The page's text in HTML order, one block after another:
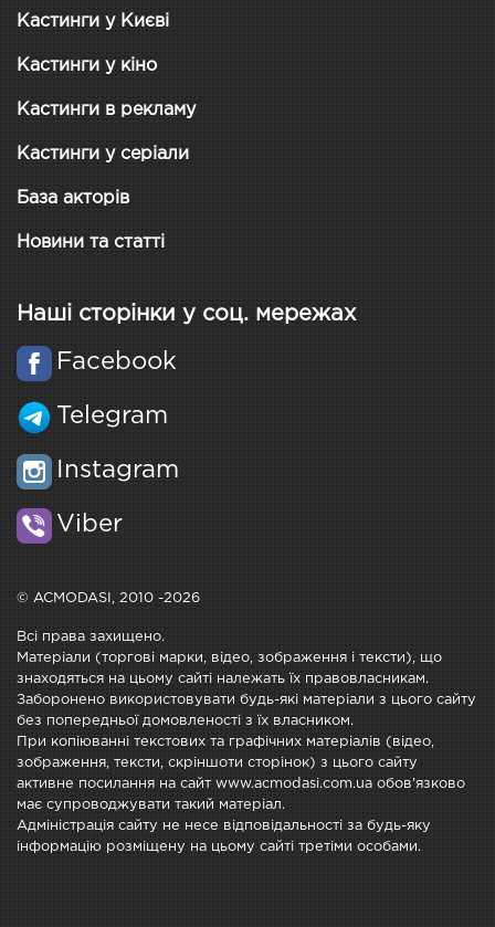
Кастинги у Києві
Кастинги у кіно
Кастинги в рекламу
Кастинги у серіали
База акторів
Новини та статті
Наші сторінки у соц. мережах
Facebook
Telegram
Instagram
Viber
© ACMODASI, 2010 -2026
Всі права захищено.
Матеріали (торгові марки, відео, зображення і тексти), що
знаходяться на цьому сайті належать їх правовласникам.
Заборонено використовувати будь-які матеріали з цього сайту
без попередньої домовленості з їх власником.
При копіюванні текстових та графічних матеріалів (відео,
зображення, тексти, скріншоти сторінок) з цього сайту
активне посилання на сайт www.acmodasi.com.ua обов'язково
має супроводжувати такий матеріал.
Адміністрація сайту не несе відповідальності за будь-яку
інформацію розміщену на цьому сайті третіми особами.